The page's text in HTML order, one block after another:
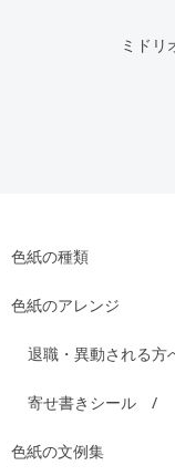
ミドリ
色紙の種類
色紙のアレンジ
退職・異動される方
寄せ書きシール
色紙の文例集